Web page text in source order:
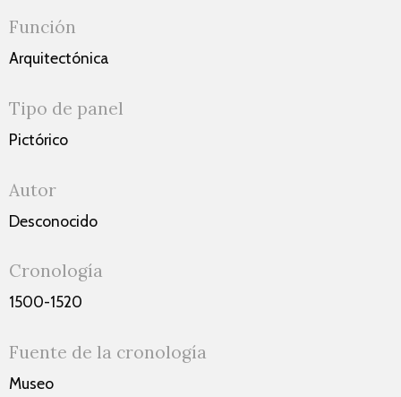
Función
Arquitectónica
Tipo de panel
Pictórico
Autor
Desconocido
Cronología
1500-1520
Fuente de la cronología
Museo